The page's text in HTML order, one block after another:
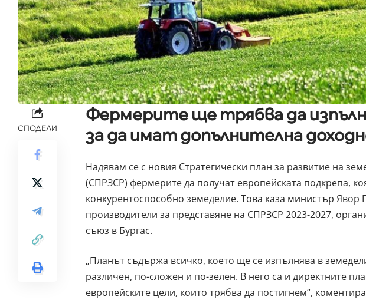
СПОДЕЛИ
Фермерите ще трябва да
за да имат допълнителна
Надявам се с новия Стратегически план за развитие на
(СПРЗСР) фермерите да получат европейската подкрепа,
конкурентоспособно земеделие. Това каза министър Явор
производители за представяне на СПРЗСР 2023-2027,
съюз в Бургас.
„Планът съдържа всичко, което ще се изпълнява в
различен, по-сложен и по-зелен. В него са и директните
европейските цели, които трябва да постигнем“,